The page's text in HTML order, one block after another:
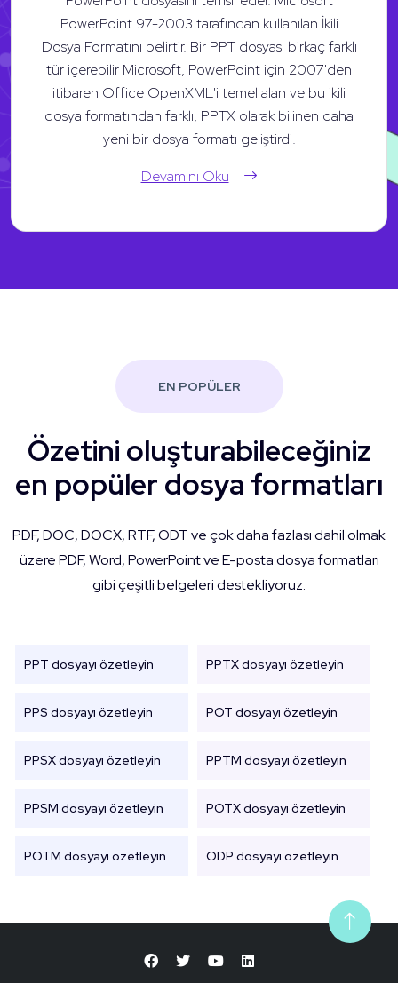
PowerPoint 97-2003 tarafından kullanılan İkili
Dosya Formatını belirtir. Bir PPT dosyası birkaç farklı
tür içerebilir Microsoft, PowerPoint için 2007'den
itibaren Office OpenXML'i temel alan ve bu ikili
dosya formatından farklı, PPTX olarak bilinen daha
yeni bir dosya formatı geliştirdi.
Devamını Oku
EN POPÜLER
Özetini oluşturabileceğiniz
en popüler dosya formatları
PDF, DOC, DOCX, RTF, ODT ve çok daha fazlası dahil olmak
üzere PDF, Word, PowerPoint ve E-posta dosya formatları
gibi çeşitli belgeleri destekliyoruz.
PPT dosyayı özetleyin PPTX dosyayı özetleyin
PPS dosyayı özetleyin POT dosyayı özetleyin
PPSX dosyayı özetleyin PPTM dosyayı özetleyin
PPSM dosyayı özetleyin POTX dosyayı özetleyin
POTM dosyayı özetleyin ODP dosyayı özetleyin